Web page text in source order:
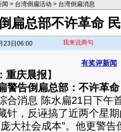
闻 > 台湾倒扁活动 > 台湾倒扁消息
扁总部不许革命
23日06:00 我来说两句
有奖评新闻
重庆晨报】
告倒扁总部：不许革命
消息 陈水扁21日下午
针，反诬搞了近两个星
大社会成本”。他更警告